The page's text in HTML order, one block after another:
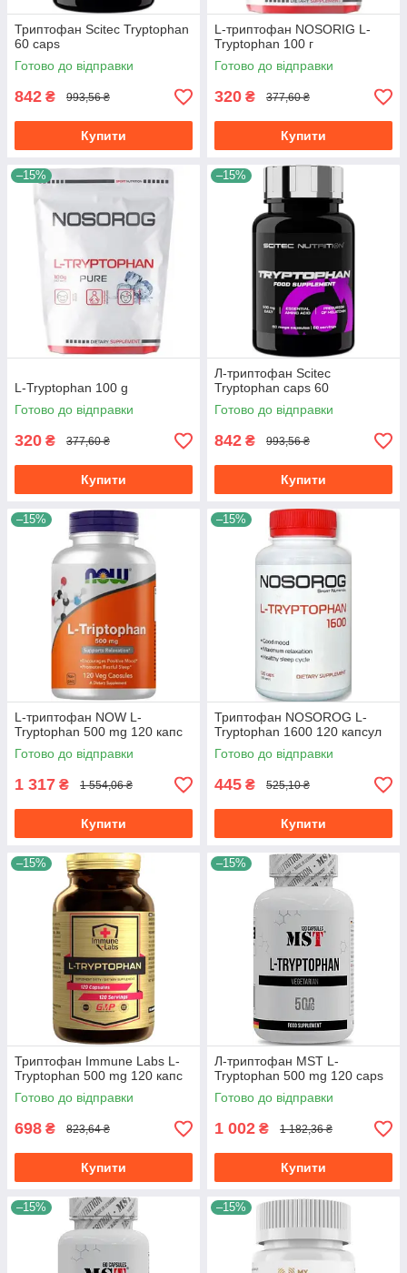
Триптофан Scitec Tryptophan
60 caps
Готово до відправки
842 ₴ 993,56 ₴
Купити
L-триптофан NOSORIG L-
Tryptophan 100 г
Готово до відправки
320 ₴ 377,60 ₴
Купити
–15%
L-Tryptophan 100 g
Готово до відправки
320 ₴ 377,60 ₴
Купити
–15%
Л-триптофан Scitec
Tryptophan caps 60
Готово до відправки
842 ₴ 993,56 ₴
Купити
–15%
L-триптофан NOW L-
Tryptophan 500 mg 120 капс
Готово до відправки
1 317 ₴ 1 554,06 ₴
Купити
–15%
Триптофан NOSOROG L-
Tryptophan 1600 120 капсул
Готово до відправки
445 ₴ 525,10 ₴
Купити
–15%
Триптофан Immune Labs L-
Tryptophan 500 mg 120 капс
Готово до відправки
698 ₴ 823,64 ₴
Купити
–15%
Л-триптофан MST L-
Tryptophan 500 mg 120 caps
Готово до відправки
1 002 ₴ 1 182,36 ₴
Купити
–15% –15%